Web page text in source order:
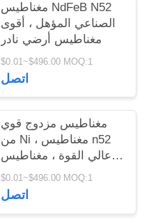
مغناطيس NdFeB N52
الصناعي المؤهل ، أقوى
مغناطيس أرضي نادر
$0.01~$496.00 MOQ:1
اتصل
مغناطيس مزدوج قوي
من Ni ، مغناطيس n52
عالي القوة ، مغناطيس
قوي جدًا مع لوحة رائعة
$0.01~$496.00 MOQ:1
اتصل